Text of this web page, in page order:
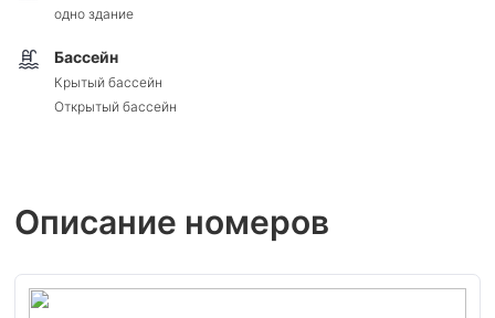
одно здание
Бассейн
Крытый бассейн
Открытый бассейн
Описание номеров